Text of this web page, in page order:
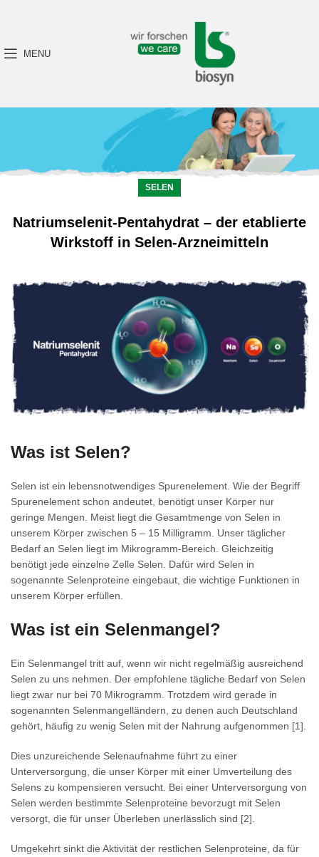
MENU
SELEN
Natriumselenit-Pentahydrat – der etablierte
Wirkstoff in Selen-Arzneimitteln
Was ist Selen?
Selen ist ein lebensnotwendiges Spurenelement. Wie der Begriff
Spurenelement schon andeutet, benötigt unser Körper nur
geringe Mengen. Meist liegt die Gesamtmenge von Selen in
unserem Körper zwischen 5 – 15 Milligramm. Unser täglicher
Bedarf an Selen liegt im Mikrogramm-Bereich. Gleichzeitig
benötigt jede einzelne Zelle Selen. Dafür wird Selen in
sogenannte Selenproteine eingebaut, die wichtige Funktionen in
unserem Körper erfüllen.
Was ist ein Selenmangel?
Ein Selenmangel tritt auf, wenn wir nicht regelmäßig ausreichend
Selen zu uns nehmen. Der empfohlene tägliche Bedarf von Selen
liegt zwar nur bei 70 Mikrogramm. Trotzdem wird gerade in
sogenannten Selenmangelländern, zu denen auch Deutschland
gehört, häufig zu wenig Selen mit der Nahrung aufgenommen [1].
Dies unzureichende Selenaufnahme führt zu einer
Unterversorgung, die unser Körper mit einer Umverteilung des
Selens zu kompensieren versucht. Bei einer Unterversorgung von
Selen werden bestimmte Selenproteine bevorzugt mit Selen
versorgt, die für unser Überleben unerlässlich sind [2].
Umgekehrt sinkt die Aktivität der restlichen Selenproteine, da für